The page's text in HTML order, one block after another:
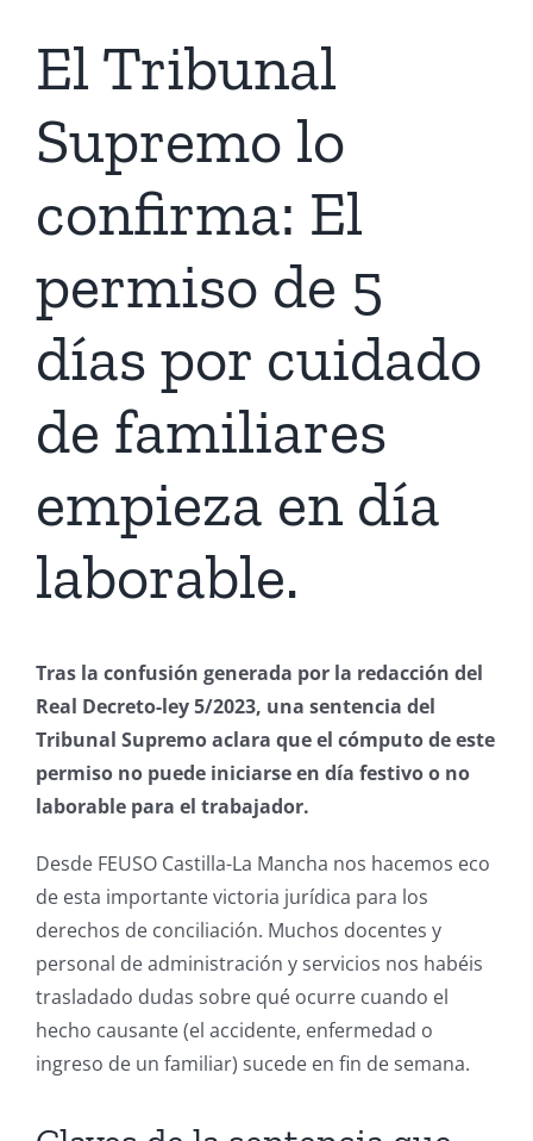
El Tribunal
Supremo lo
confirma: El
permiso de 5
días por cuidado
de familiares
empieza en día
laborable.
Tras la confusión generada por la redacción del
Real Decreto-ley 5/2023, una sentencia del
Tribunal Supremo aclara que el cómputo de este
permiso no puede iniciarse en día festivo o no
laborable para el trabajador.
Desde FEUSO Castilla-La Mancha nos hacemos eco
de esta importante victoria jurídica para los
derechos de conciliación. Muchos docentes y
personal de administración y servicios nos habéis
trasladado dudas sobre qué ocurre cuando el
hecho causante (el accidente, enfermedad o
ingreso de un familiar) sucede en fin de semana.